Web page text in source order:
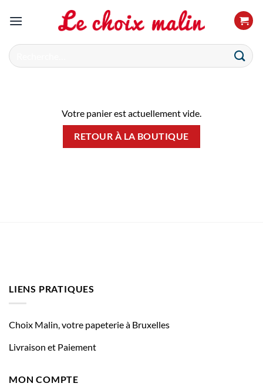
Recherche
pour :
Votre panier est actuellement vide.
RETOUR À LA BOUTIQUE
LIENS PRATIQUES
Choix Malin, votre papeterie à Bruxelles
Livraison et Paiement
MON COMPTE